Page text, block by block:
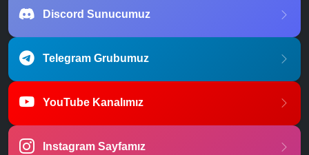
Discord Sunucumuz
Telegram Grubumuz
YouTube Kanalımız
Instagram Sayfamız